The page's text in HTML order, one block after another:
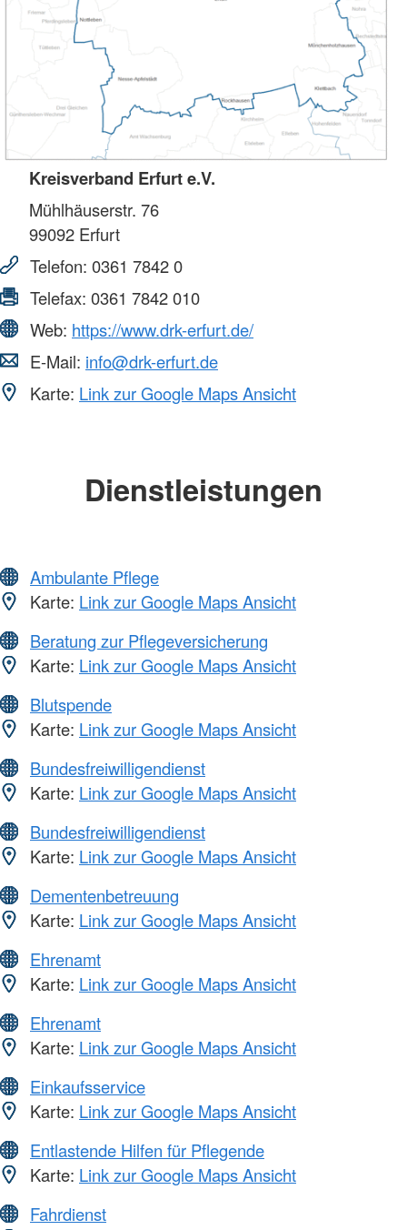
Kreisverband Erfurt e.V.
Mühlhäuserstr. 76
99092 Erfurt
Telefon: 0361 7842 0
Telefax: 0361 7842 010
Web: https://www.drk-erfurt.de/
E-Mail: info@drk-erfurt.de
Karte: Link zur Google Maps Ansicht
Dienstleistungen
Ambulante Pflege
Karte: Link zur Google Maps Ansicht
Beratung zur Pflegeversicherung
Karte: Link zur Google Maps Ansicht
Blutspende
Karte: Link zur Google Maps Ansicht
Bundesfreiwilligendienst
Karte: Link zur Google Maps Ansicht
Bundesfreiwilligendienst
Karte: Link zur Google Maps Ansicht
Dementenbetreuung
Karte: Link zur Google Maps Ansicht
Ehrenamt
Karte: Link zur Google Maps Ansicht
Ehrenamt
Karte: Link zur Google Maps Ansicht
Einkaufsservice
Karte: Link zur Google Maps Ansicht
Entlastende Hilfen für Pflegende
Karte: Link zur Google Maps Ansicht
Fahrdienst